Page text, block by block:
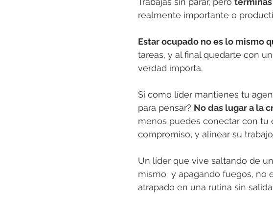
realmente importante o
Estar ocupado no es lo mismo
tareas, y al final quedarte con
verdad importa.
Si como líder mantienes tu
para pensar? No das lugar a la
menos puedes conectar con tu
compromiso, y alinear su
Un líder que vive saltando de
mismo  y apagando fuegos, no
atrapado en una rutina sin